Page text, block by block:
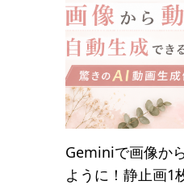
Geminiで画像か
ように！静止画1